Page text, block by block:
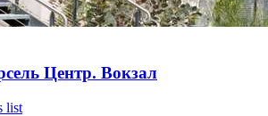
Центр. Вокзал
list